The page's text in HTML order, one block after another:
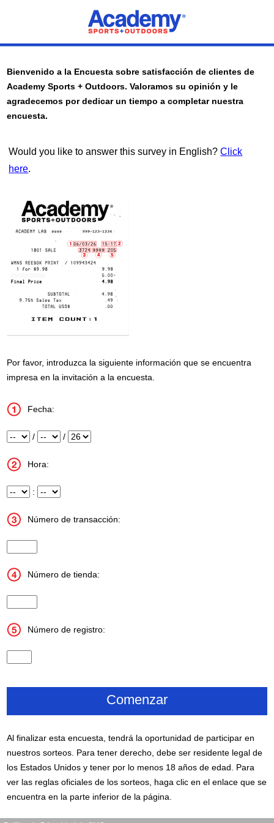
Bienvenido a la Encuesta sobre satisfacción de clientes de
Academy Sports + Outdoors. Valoramos su opinión y le
agradecemos por dedicar un tiempo a completar nuestra
encuesta.
Would you like to answer this survey in English?Click
here.
Por favor, introduzca la siguiente información que se encuentra
impresa en la invitación a la encuesta.
Fecha:
Mes / Día / Año
Hora:
Hora : Minuto
Número de transacción:
Número de tienda:
Número de registro:
Al finalizar esta encuesta, tendrá la oportunidad de participar en
nuestros sorteos. Para tener derecho, debe ser residente legal de
los Estados Unidos y tener por lo menos 18 años de edad. Para
ver las reglas oficiales de los sorteos, haga clic en el enlace que se
encuentra en la parte inferior de la página.